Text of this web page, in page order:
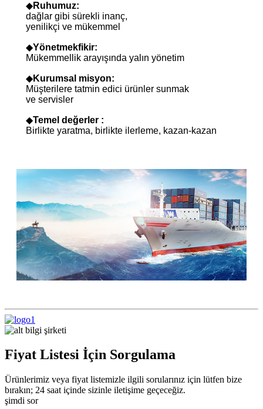
◆Ruhumuz:
dağlar gibi sürekli inanç,
yenilikçi ve mükemmel
◆Yönetmekfikir:
Mükemmellik arayışında yalın yönetim
◆Kurumsal misyon:
Müşterilere tatmin edici ürünler sunmak
ve servisler
◆Temel değerler :
Birlikte yaratma, birlikte ilerleme, kazan-kazan
Fiyat Listesi İçin Sorgulama
Ürünlerimiz veya fiyat listemizle ilgili sorularınız için lütfen bize
bırakın; 24 saat içinde sizinle iletişime geçeceğiz.
şimdi sor